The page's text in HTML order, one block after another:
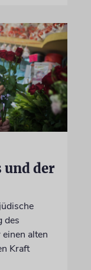
und der
des
alten
Kraft